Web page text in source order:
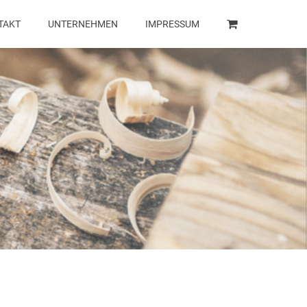
UNTERNEHMEN IMPRESSUM